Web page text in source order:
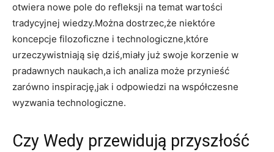
otwiera nowe pole do refleksji na temat wartości
tradycyjnej wiedzy.Można dostrzec,że niektóre
koncepcje filozoficzne i technologiczne,które
urzeczywistniają się dziś,miały już swoje korzenie w
pradawnych naukach,a ich analiza może przynieść
zarówno inspirację,jak i odpowiedzi na współczesne
wyzwania technologiczne.
Czy Wedy przewidują przyszłość